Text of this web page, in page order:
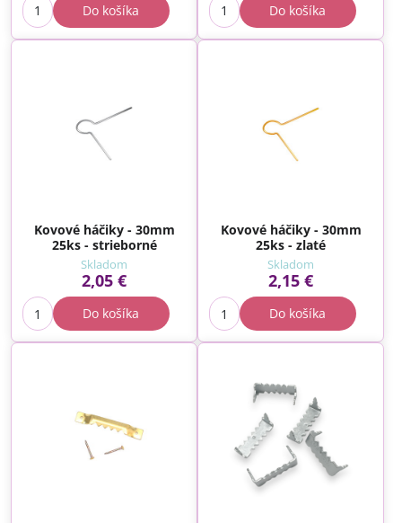
Do košíka Do košíka
Kovové háčiky - 30mm
25ks - strieborné
Skladom
2,05 €
Do košíka
Kovové háčiky - 30mm
25ks - zlaté
Skladom
2,15 €
Do košíka